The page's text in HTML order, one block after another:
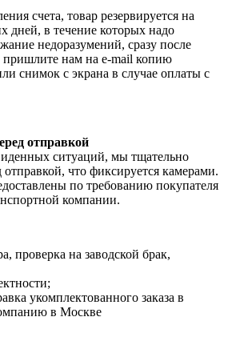
счета, товар резервируется на
дней, в течение которых надо
недоразумений, сразу после
пришлите нам на e-mail копию
снимок с экрана в случае оплаты с
отправкой
ситуаций, мы тщательно
отправкой, что фиксируется камерами.
по требованию покупателя
компании.
проверка на заводской брак,
укомплектованного заказа в
в Москве